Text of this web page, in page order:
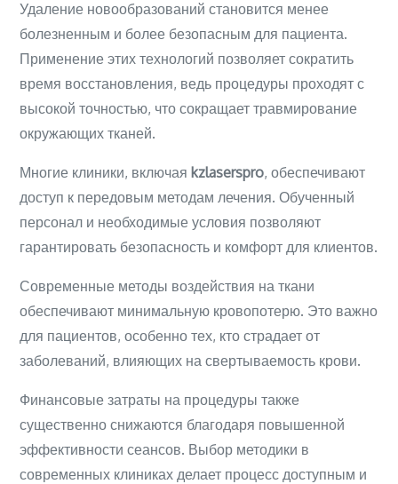
Удаление новообразований становится менее
болезненным и более безопасным для пациента.
Применение этих технологий позволяет сократить
время восстановления, ведь процедуры проходят с
высокой точностью, что сокращает травмирование
окружающих тканей.
Многие клиники, включая kzlaserspro, обеспечивают
доступ к передовым методам лечения. Обученный
персонал и необходимые условия позволяют
гарантировать безопасность и комфорт для клиентов.
Современные методы воздействия на ткани
обеспечивают минимальную кровопотерю. Это важно
для пациентов, особенно тех, кто страдает от
заболеваний, влияющих на свертываемость крови.
Финансовые затраты на процедуры также
существенно снижаются благодаря повышенной
эффективности сеансов. Выбор методики в
современных клиниках делает процесс доступным и